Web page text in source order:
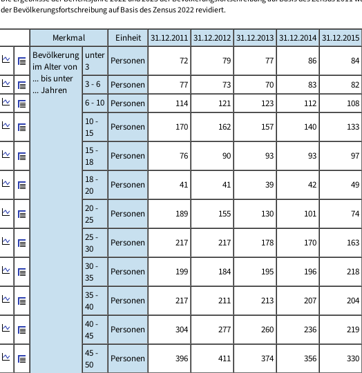
der Bevölkerungsfortschreibung auf Basis des Zensus 2022 revidiert.
Merkmal Einheit 31.12.2011 31.12.2012 31.12.2013 31.12.2014 31.12.2015
Bevölkerung
im Alter von
... bis unter
... Jahren
unter
3
Personen 72 79 77 86 84
3 - 6
Personen 77 73 70 83 82
6 - 10 Personen 114 121 123 112 108
10 -
15
Personen 170 162 157 140 133
15 -
18
Personen 76 90 93 93 97
18 -
20
Personen 41 41 39 42 49
20 -
25
Personen 189 155 130 101 74
25 -
30
Personen 217 217 178 170 163
30 -
35
Personen 199 184 195 196 218
35 -
40
Personen 217 211 213 207 204
40 -
45
Personen 304 277 260 236 219
45 -
50
Personen 396 411 374 356 330